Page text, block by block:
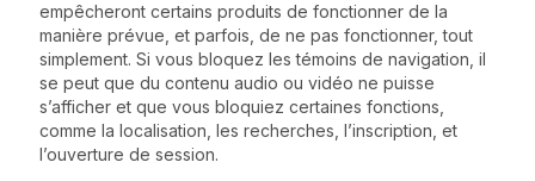
empêcheront certains produits de fonctionner de la
manière prévue, et parfois, de ne pas fonctionner, tout
simplement. Si vous bloquez les témoins de navigation, il
se peut que du contenu audio ou vidéo ne puisse
s’afficher et que vous bloquiez certaines fonctions,
comme la localisation, les recherches, l’inscription, et
l’ouverture de session.